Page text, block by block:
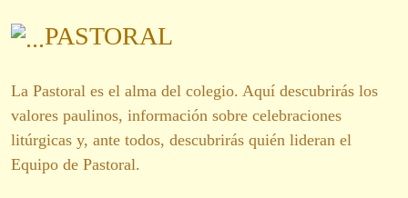
PASTORAL
La Pastoral es el alma del colegio. Aquí descubrirás los
valores paulinos, información sobre celebraciones
litúrgicas y, ante todos, descubrirás quién lideran el
Equipo de Pastoral.